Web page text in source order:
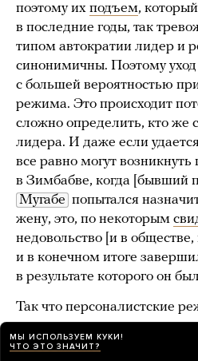
поэтому их подъем,
в последние годы, так
типом автократии лидер и
синонимичны. Поэтому уход
с большей вероятностью
режима. Это происходит
сложно определить, кто же
лидера. И даже если
все равно могут
в Зимбабве, когда [бывший
Мугабе попытался
жену, это, по некоторым
недовольство [и в обществе,
и в конечном итоге
в результате которого он
Так что персоналистские
вероятностью прекращают
уходят их лидеры. Кроме
МЫ ИСПОЛЬЗУЕМ КУКИ!
ЧТО ЭТО ЗНАЧИТ?